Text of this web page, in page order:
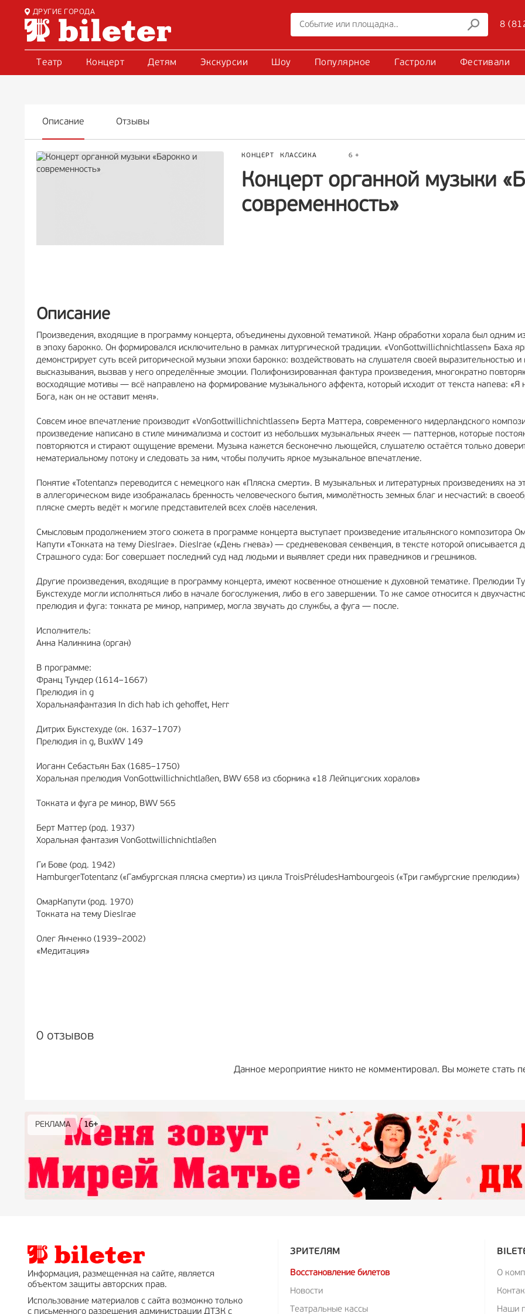
ДРУГИЕ ГОРОДА
8
Театр Концерт Детям Экскурсии Шоу Популярное Гастроли Фестивали
Описание Отзывы
КОНЦЕРТ КЛАССИКА 6 +
Концерт органной музыки
современность»
Описание
Произведения, входящие в программу концерта, объединены духовной тематикой. Жанр обработки хорала был одним
в эпоху барокко. Он формировался исключительно в рамках литургической традиции. «VonGottwillichnichtlassen» Баха
демонстрирует суть всей риторической музыки эпохи барокко: воздействовать на слушателя своей выразительностью и
высказывания, вызвав у него определённые эмоции. Полифонизированная фактура произведения, многократно
восходящие мотивы — всё направлено на формирование музыкального аффекта, который исходит от текста напева: «Я
Бога, как он не оставит меня».
Совсем иное впечатление производит «VonGottwillichnichtlassen» Берта Маттера, современного нидерландского
произведение написано в стиле минимализма и состоит из небольших музыкальных ячеек — паттернов, которые
повторяются и стирают ощущение времени. Музыка кажется бесконечно льющейся, слушателю остаётся только
нематериальному потоку и следовать за ним, чтобы получить яркое музыкальное впечатление.
Понятие «Totentanz» переводится с немецкого как «Пляска смерти». В музыкальных и литературных произведениях на
в аллегорическом виде изображалась бренность человеческого бытия, мимолётность земных благ и несчастий: в
пляске смерть ведёт к могиле представителей всех слоёв населения.
Смысловым продолжением этого сюжета в программе концерта выступает произведение итальянского композитора
Капути «Токката на тему DiesIrae». DiesIrae («День гнева») — средневековая секвенция, в тексте которой описывается
Страшного суда: Бог совершает последний суд над людьми и выявляет среди них праведников и грешников.
Другие произведения, входящие в программу концерта, имеют косвенное отношение к духовной тематике. Прелюдии
Букстехуде могли исполняться либо в начале богослужения, либо в его завершении. То же самое относится к
прелюдия и фуга: токката ре минор, например, могла звучать до службы, а фуга — после.
Исполнитель:
Анна Калинкина (орган)
В программе:
Франц Тундер (1614–1667)
Прелюдия in g
Хоральнаяфантазия In dich hab ich gehoffet, Herr
Дитрих Букстехуде (ок. 1637–1707)
Прелюдия in g, BuxWV 149
Иоганн Себастьян Бах (1685–1750)
Хоральная прелюдия VonGottwillichnichtlaßen, BWV 658 из сборника «18 Лейпцигских хоралов»
Токката и фуга ре минор, BWV 565
Берт Маттер (род. 1937)
Хоральная фантазия VonGottwillichnichtlaßen
Ги Бове (род. 1942)
HamburgerTotentanz («Гамбургская пляска смерти») из цикла TroisPréludesHambourgeois («Три гамбургские прелюдии»)
OмарКапути (род. 1970)
Токката на тему DiesIrae
Олег Янченко (1939–2002)
«Медитация»
0 отзывов
Данное мероприятие никто не комментировал. Вы можете стать
РЕКЛАМА 16+
РЕКЛАМА 16+
РЕКЛАМА 12+
РЕКЛАМА
РЕКЛАМА 0+
РЕКЛАМА 18+
Информация, размещенная на сайте, является
объектом защиты авторских прав.
Использование материалов с сайта возможно только
с письменного разрешения администрации ДТЗК с
ЗРИТЕЛЯМ
Восстановление билетов
Новости
Театральные кассы
О
Наши